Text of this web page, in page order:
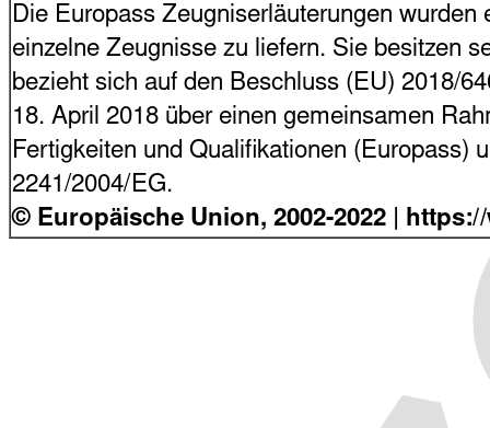
Die Europass Zeugniserläuterungen
einzelne Zeugnisse zu liefern. Sie besitzen
bezieht sich auf den Beschluss (EU) 2018/
18. April 2018 über einen gemeinsamen
Fertigkeiten und Qualifikationen (Europass)
2241/2004/EG.
© Europäische Union, 2002-2022 |